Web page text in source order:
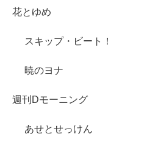
花とゆめ
スキップ・ビート！
暁のヨナ
週刊Dモーニング
あせとせっけん